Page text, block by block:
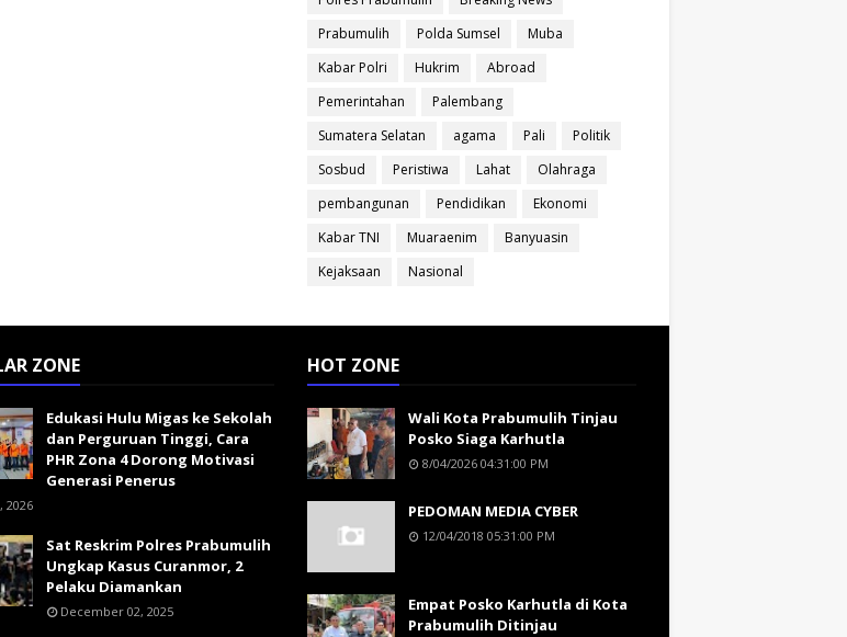
Prabumulih
Polda Sumsel
Muba
Kabar Polri
Hukrim
Abroad
Pemerintahan
Palembang
Sumatera Selatan
agama Pali
Politik
Sosbud
Peristiwa Lahat
Olahraga
pembangunan
Pendidikan
Ekonomi
Kabar TNI
Muaraenim
Banyuasin
Kejaksaan
Nasional
ZONE
Edukasi Hulu Migas ke Sekolah
dan Perguruan Tinggi, Cara
PHR Zona 4 Dorong Motivasi
Generasi Penerus
2026
Sat Reskrim Polres Prabumulih
Ungkap Kasus Curanmor, 2
Pelaku Diamankan
December 02, 2025
HOT ZONE
Wali Kota Prabumulih Tinjau
Posko Siaga Karhutla
8/04/2026 04:31:00 PM
PEDOMAN MEDIA CYBER
12/04/2018 05:31:00 PM
Empat Posko Karhutla di Kota
Prabumulih Ditinjau